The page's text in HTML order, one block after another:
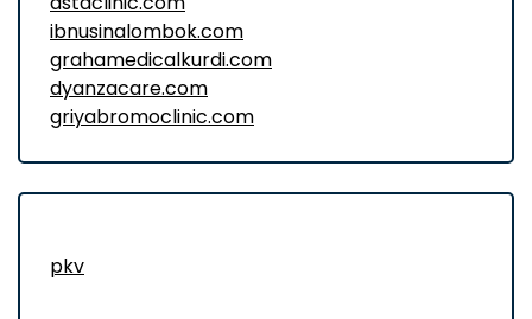
ibnusinalombok.com
grahamedicalkurdi.com
dyanzacare.com
griyabromoclinic.com
pkv